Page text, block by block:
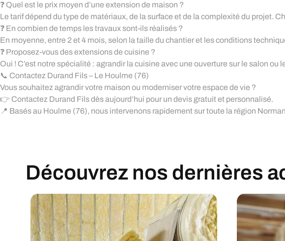
❓ Quel est le prix moyen d’une extension de maison ?
Le tarif dépend du type de matériaux, de la surface et de la complexité du projet.
❓ En combien de temps les travaux sont-ils réalisés ?
En moyenne, entre 2 et 4 mois, selon la taille du chantier et les conditions
❓ Proposez-vous des extensions de cuisine ?
Oui ! C’est notre spécialité : agrandir la cuisine avec une ouverture sur le salon
📞 Contactez Durand Fils – Le Houlme (76)
Vous souhaitez agrandir votre maison ou moderniser votre espace de vie ?
👉 Contactez Durand Fils dès aujourd’hui pour un devis gratuit et personnalisé.
📍 Basés au Houlme (76), nous intervenons rapidement sur toute la région
Découvrez nos dernières